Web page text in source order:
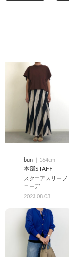
bun ｜164cm
本部STAFF
スクエアスリーブ
コーデ
2023.08.03